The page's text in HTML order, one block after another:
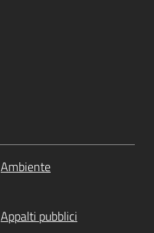
Ambiente
Appalti pubblici